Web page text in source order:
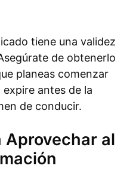
tiene una validez
de obtenerlo
planeas comenzar
expire antes de la
de conducir.
Aprovechar al